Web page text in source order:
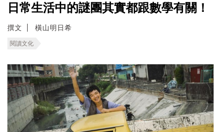
日常生活中的謎團其實都跟數學有關！
撰文 橫山明日希
閱讀文化